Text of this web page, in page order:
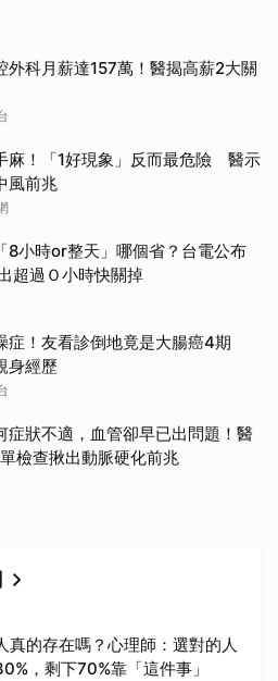
外科月薪達157萬！醫揭高薪2大關
麻！「1好現象」反而最危險 醫示
風前兆
8小時or整天」哪個省？台電公布
超過Ｏ小時快關掉
症！友看診倒地竟是大腸癌4期
身經歷
症狀不適，血管卻早已出問題！醫
檢查揪出動脈硬化前兆
真的存在嗎？心理師：選對的人
，剩下70%靠「這件事」